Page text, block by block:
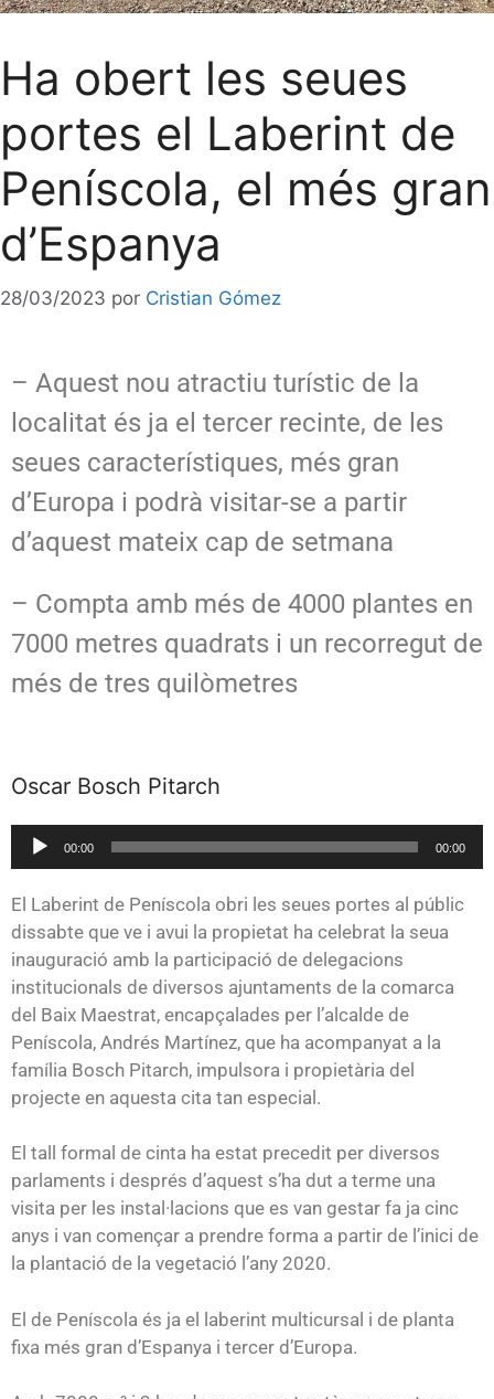
Ha obert les seues
portes el Laberint de
Peníscola, el més gran
d’Espanya
28/03/2023 por Cristian Gómez
– Aquest nou atractiu turístic de la
localitat és ja el tercer recinte, de les
seues característiques, més gran
d’Europa i podrà visitar-se a partir
d’aquest mateix cap de setmana
– Compta amb més de 4000 plantes en
7000 metres quadrats i un recorregut de
més de tres quilòmetres
Oscar Bosch Pitarch
Reproductor
de
audio
00:00 00:00
El Laberint de Peníscola obri les seues portes al públic
dissabte que ve i avui la propietat ha celebrat la seua
inauguració amb la participació de delegacions
institucionals de diversos ajuntaments de la comarca
del Baix Maestrat, encapçalades per l’alcalde de
Peníscola, Andrés Martínez, que ha acompanyat a la
família Bosch Pitarch, impulsora i propietària del
projecte en aquesta cita tan especial.
El tall formal de cinta ha estat precedit per diversos
parlaments i després d’aquest s’ha dut a terme una
visita per les instal·lacions que es van gestar fa ja cinc
anys i van començar a prendre forma a partir de l’inici de
la plantació de la vegetació l’any 2020.
El de Peníscola és ja el laberint multicursal i de planta
fixa més gran d’Espanya i tercer d’Europa.